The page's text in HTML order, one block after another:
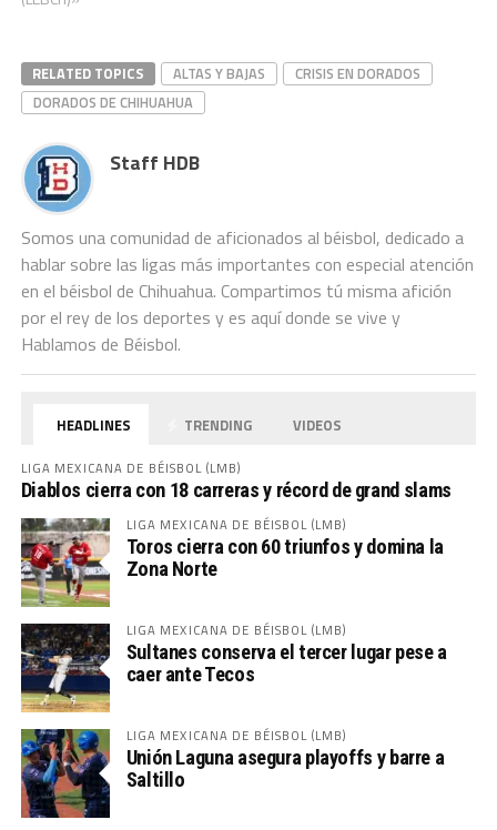
RELATED TOPICS ALTAS Y BAJAS
CRISIS EN DORADOS
DORADOS DE CHIHUAHUA
Staff HDB
Somos una comunidad de aficionados al béisbol, dedicado a
hablar sobre las ligas más importantes con especial atención
en el béisbol de Chihuahua. Compartimos tú misma afición
por el rey de los deportes y es aquí donde se vive y
Hablamos de Béisbol.
HEADLINES TRENDING VIDEOS
LIGA MEXICANA DE BÉISBOL (LMB)
Diablos cierra con 18 carreras y récord de grand slams
LIGA MEXICANA DE BÉISBOL (LMB)
Toros cierra con 60 triunfos y domina la
Zona Norte
LIGA MEXICANA DE BÉISBOL (LMB)
Sultanes conserva el tercer lugar pese a
caer ante Tecos
LIGA MEXICANA DE BÉISBOL (LMB)
Unión Laguna asegura playoffs y barre a
Saltillo